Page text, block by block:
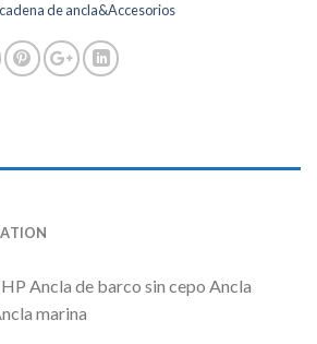
de ancla&Accesorios
Ancla de barco sin cepo Ancla
marina